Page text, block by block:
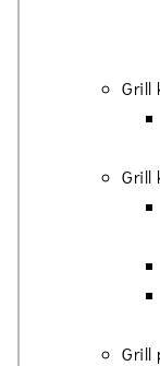
Grill
Grill
Grill